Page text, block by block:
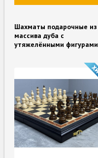
Шахматы подарочные из
массива дуба с
утяжелёнными фигурами